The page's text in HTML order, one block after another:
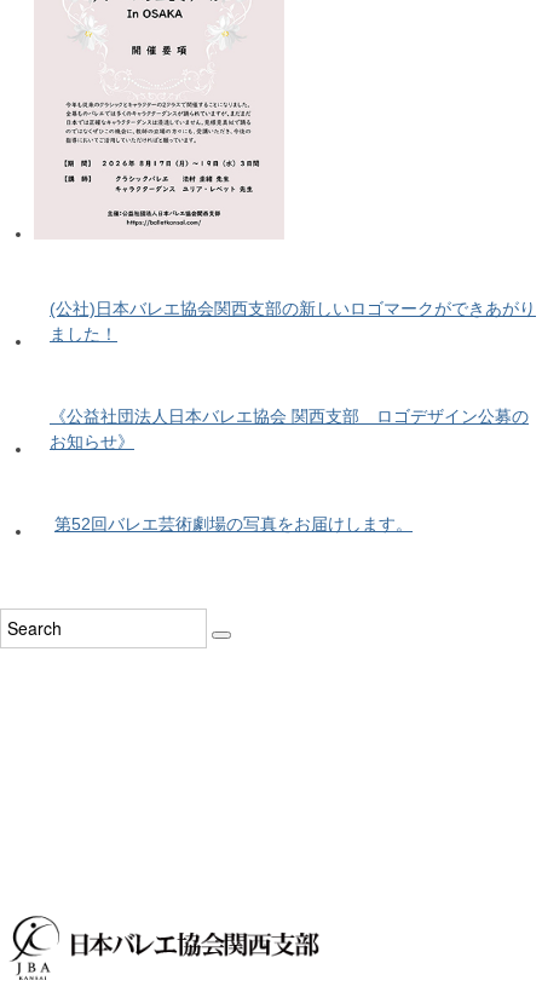
(公社)日本バレエ協会関西支部の新しいロゴマークができあがり
ました！
《公益社団法人日本バレエ協会 関西支部 ロゴデザイン公募の
お知らせ》
第52回バレエ芸術劇場の写真をお届けします。